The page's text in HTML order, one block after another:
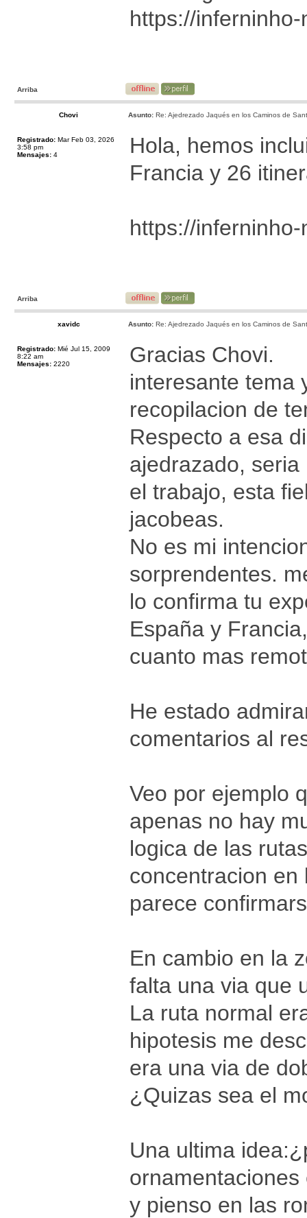
https://
Arriba
Chovi Asunto: Re: Ajedrezado Jaqués en los Caminos de
Registrado: Mar Feb 03, 2026
3:58 pm
Mensajes: 4
Hola, hemos
Francia y 26
https://
Arriba
xavidc Asunto: Re: Ajedrezado Jaqués en los Caminos de
Registrado: Mié Jul 15, 2009
8:22 am
Mensajes: 2220
Gracias Chovi.
interesante tema
recopilacion de
Respecto a esa
ajedrazado,
el trabajo, esta
jacobeas.
No es mi
sorprendentes.
lo confirma tu
España y
cuanto mas
He estado
comentarios al
Veo por ejemplo
apenas no hay
logica de las
concentracion en
parece
En cambio en la
falta una via que
La ruta normal
hipotesis me
era una via de
¿Quizas sea el
Una ultima
y pienso en las